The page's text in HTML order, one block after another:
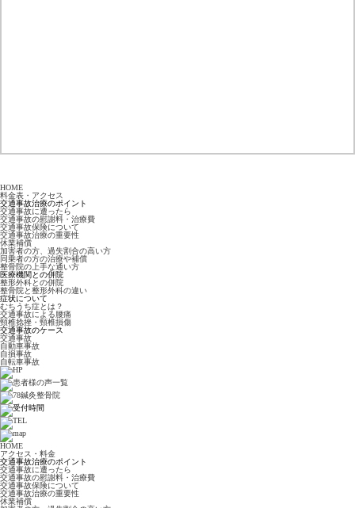
HOME
料金表・アクセス
交通事故治療のポイント
交通事故に遭ったら
交通事故の慰謝料・治療費
交通事故保険について
交通事故治療の重要性
休業補償
加害者の方、過失割合の高い方
同乗者の方の治療や補償
整骨院の上手な通い方
医療機関との併院
整形外科との併院
整骨院と整形外科の違い
症状について
むちうち症とは？
交通事故による腰痛
頸椎捻挫・頸椎損傷
交通事故のケース
交通事故
自動車事故
自損事故
自転車事故
HOME
アクセス・料金
交通事故治療のポイント
交通事故に遭ったら
交通事故の慰謝料・治療費
交通事故保険について
交通事故治療の重要性
休業補償